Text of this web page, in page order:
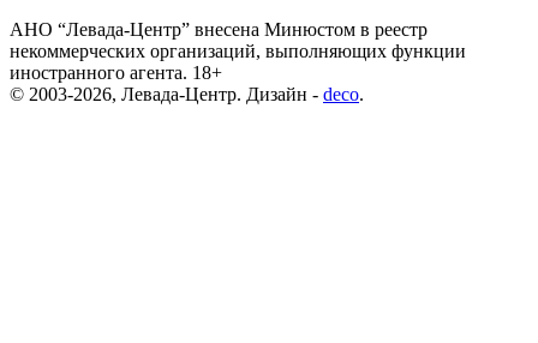
АНО “Левада-Центр” внесена Минюстом в реестр
некоммерческих организаций, выполняющих функции
иностранного агента. 18+
© 2003-2026, Левада-Центр. Дизайн - deco.